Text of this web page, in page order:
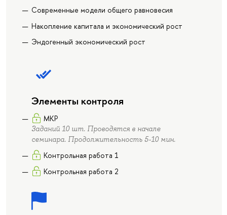
Современные модели общего равновесия
Накопление капитала и экономический рост
Эндогенный экономический рост
Элементы контроля
МКР
Заданий 10 шт. Проводятся в начале
семинара. Продолжительность 5-10 мин.
Контрольная работа 1
Контрольная работа 2